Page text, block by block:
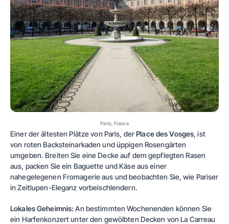
Paris, France
Einer der ältesten Plätze von Paris, derPlace des Vosges, ist
von roten Backsteinarkaden und üppigen Rosengärten
umgeben. Breiten Sie eine Decke auf dem gepflegten Rasen
aus, packen Sie ein Baguette und Käse aus einer
nahegelegenen Fromagerie aus und beobachten Sie, wie Pariser
in Zeitlupen-Eleganz vorbeischlendern.
Lokales Geheimnis: An bestimmten Wochenenden können Sie
ein Harfenkonzert unter den gewölbten Decken von La Carreau